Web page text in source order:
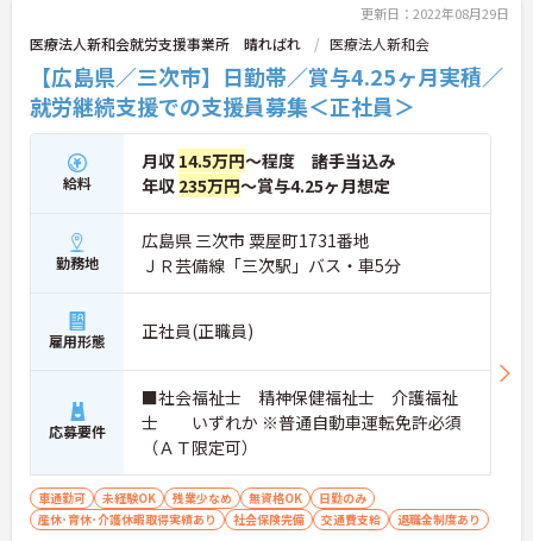
更新日：2022年08月29日
医療法人新和会就労支援事業所 晴ればれ 医療法人新和会
【広島県／三次市】日勤帯／賞与4.25ヶ月実積／
就労継続支援での支援員募集＜正社員＞
給料
月収 14.5万円～程度 諸手当込み
年収 235万円～賞与4.25ヶ月想定
勤務地
広島県 三次市 粟屋町1731番地
ＪＲ芸備線「三次駅」バス・車5分
雇用形態 正社員(正職員)
応募要件
■社会福祉士 精神保健福祉士 介護福祉
士 いずれか ※普通自動車運転免許必須
（ＡＴ限定可）
車通勤可 未経験OK 残業少なめ 無資格OK
日勤のみ
産休･育休･介護休暇取得実績あり
社会保険完備 交通費支給 退職金制度あり